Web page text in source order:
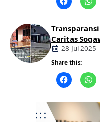
Caritas
Bantuan
28 Jul 2025
Share this: